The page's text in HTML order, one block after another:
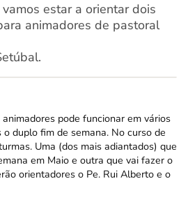
estar a orientar dois
animadores de pastoral
pode funcionar em vários
duplo fim de semana. No curso de
Uma (dos mais adiantados) que
em Maio e outra que vai fazer o
orientadores o Pe. Rui Alberto e o